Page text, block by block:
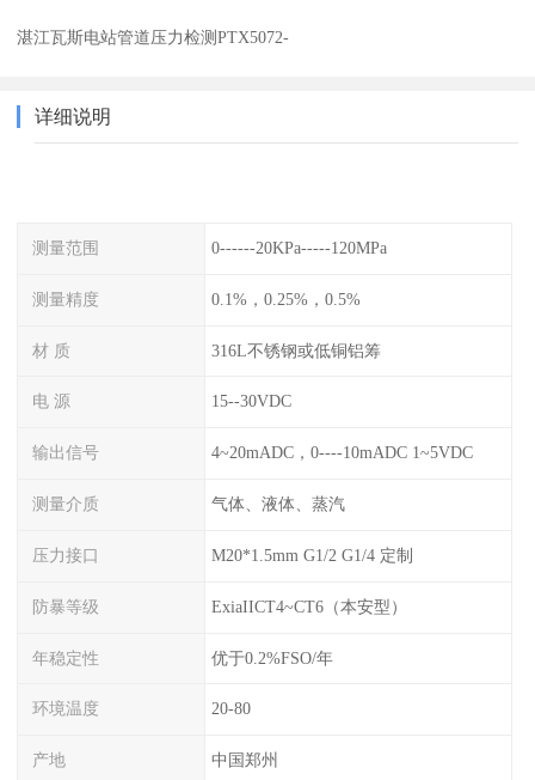
湛江瓦斯电站管道压力检测PTX5072-
详细说明
测量范围 0------20KPa-----120MPa
测量精度 0.1%，0.25%，0.5%
材 质 316L不锈钢或低铜铝筹
电 源 15--30VDC
输出信号 4~20mADC，0----10mADC 1~5VDC
测量介质 气体、液体、蒸汽
压力接口 M20*1.5mm G1/2 G1/4 定制
防暴等级 ExiaIICT4~CT6（本安型）
年稳定性 优于0.2%FSO/年
环境温度 20-80
产地 中国郑州